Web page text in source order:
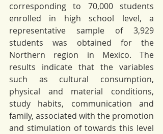
corresponding to 70,000 students
enrolled in high school level, a
representative sample of 3,929
students was obtained for the
Northern region in Mexico. The
results indicate that the variables
such as cultural consumption,
physical and material conditions,
study habits, communication and
family, associated with the promotion
and stimulation of towards this level